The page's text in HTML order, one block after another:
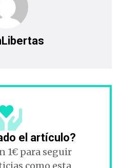
el artículo?
1€ para seguir